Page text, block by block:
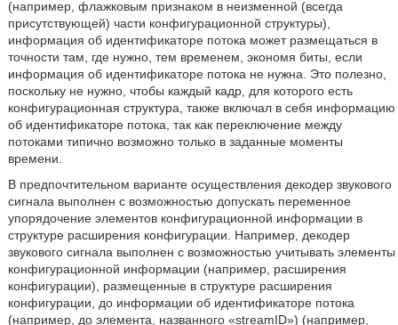
(например, флажковым признаком в неизменной (всегда
присутствующей) части конфигурационной структуры),
информация об идентификаторе потока может размещаться в
точности там, где нужно, тем временем, экономя биты, если
информация об идентификаторе потока не нужна. Это полезно,
поскольку не нужно, чтобы каждый кадр, для которого есть
конфигурационная структура, также включал в себя информацию
об идентификаторе потока, так как переключение между
потоками типично возможно только в заданные моменты
времени.
В предпочтительном варианте осуществления декодер звукового
сигнала выполнен с возможностью допускать переменное
упорядочение элементов конфигурационной информации в
структуре расширения конфигурации. Например, декодер
звукового сигнала выполнен с возможностью учитывать элементы
конфигурационной информации (например, расширения
конфигурации), размещенные в структуре расширения
конфигурации, до информации об идентификаторе потока
(например, до элемента, названного «streamID») (например,